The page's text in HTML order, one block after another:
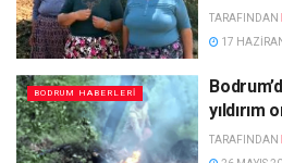
TARAFINDAN
17
BODRUM HABERLERI
yıldırım
TARAFINDAN